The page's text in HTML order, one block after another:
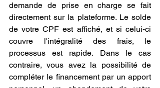
demande de prise en charge se fait
directement sur la plateforme. Le solde
de votre CPF est affiché, et si celui-ci
couvre l'intégralité des frais, le
processus est rapide. Dans le cas
contraire, vous avez la possibilité de
compléter le financement par un apport